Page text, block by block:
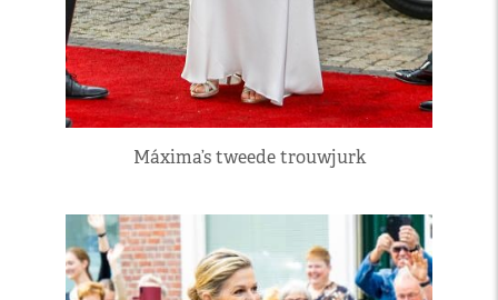
Máxima’s tweede trouwjurk